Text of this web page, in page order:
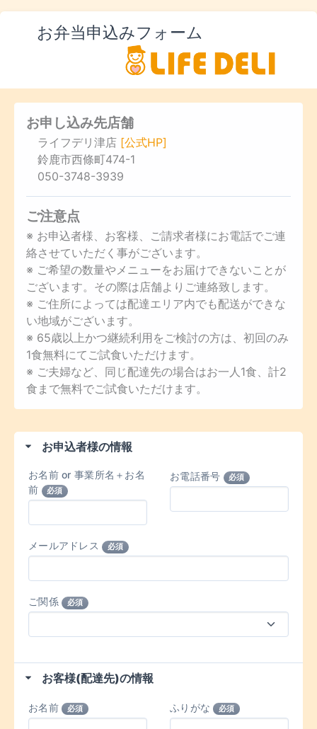
お弁当申込みフォーム
お申し込み先店舗
ライフデリ津店 [公式HP]
鈴鹿市西條町474-1
050-3748-3939
ご注意点
※ お申込者様、お客様、ご請求者様にお電話でご連
絡させていただく事がございます。
※ ご希望の数量やメニューをお届けできないことが
ございます。その際は店舗よりご連絡致します。
※ ご住所によっては配達エリア内でも配送ができな
い地域がございます。
※ 65歳以上かつ継続利用をご検討の方は、初回のみ
1食無料にてご試食いただけます。
※ ご夫婦など、同じ配達先の場合はお一人1食、計2
食まで無料でご試食いただけます。
お申込者様の情報
お名前 or 事業所名＋お名
前
必須
お電話番号 必須
メールアドレス 必須
ご関係 必須
お客様(配達先)の情報
お名前 必須 ふりがな 必須